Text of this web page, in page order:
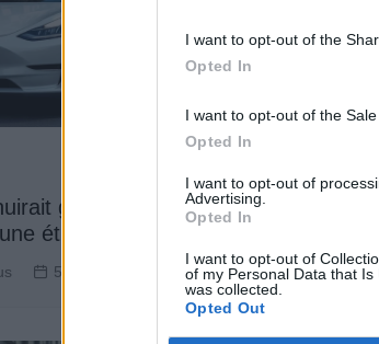
I want to opt-out of the
Opted In
I want to opt-out of the
Opted In
I want to opt-out of
Advertising.
Opted In
I want to opt-out of
of my Personal Data that
was collected.
Opted Out
gravement à
étude européenne
5 août 2026 0 Auto